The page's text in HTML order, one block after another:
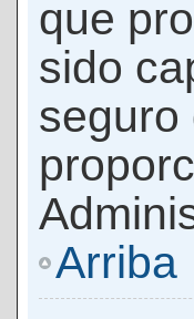
que
sido
seguro
Arriba